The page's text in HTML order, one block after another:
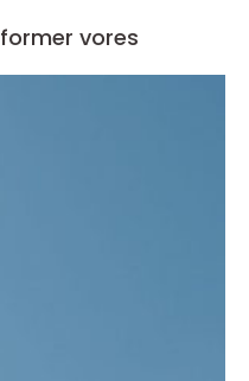
vores